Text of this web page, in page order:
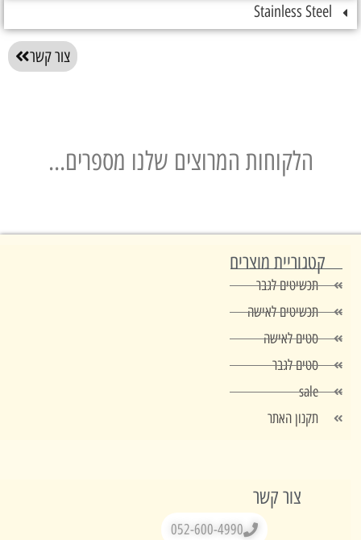
Stainless
צור קשר
הלקוחות המרוצים שלנו מספרים...
מוצרים
תכשיטים לגבר
תכשיטים לאישה
סטים לאישה
סטים לגבר
sale
תקנון האתר
צור קשר
052-600-4990